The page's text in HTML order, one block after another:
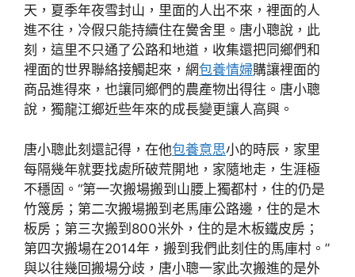
天，夏季年夜雪封山，里面的人出不來，裡面的人
進不往，冷假只能持續住在黌舍里。唐小聰說，此
刻，這里不只通了公路和地道，收集還把同鄉們和
裡面的世界聯絡接觸起來，網包養情婦購讓裡面的
商品進得來，也讓同鄉們的農產物出得往。唐小聰
說，獨龍江鄉近些年來的成長變更讓人高興。
唐小聰此刻還記得，在他包養意思小的時辰，家里
每隔幾年就要找處所破荒開地，家隨地走，生涯極
不穩固。“第一次搬場搬到山腰上獨都村，住的仍是
竹篾房；第二次搬場搬到老馬庫公路邊，住的是木
板房；第三次搬到800米外，住的是木板鐵皮房；
第四次搬場在2014年，搬到我們此刻住的馬庫村。”
與以往幾回搬場分歧，唐小聰一家此次搬進的是外